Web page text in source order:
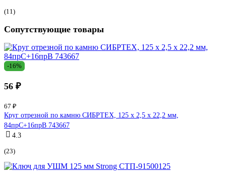
(11)
Сопутствующие товары
-16%
56 ₽
67 ₽
Круг отрезной по камню СИБРТЕХ, 125 х 2,5 х 22,2 мм,
84прC+16прB 743667
4.3
(23)